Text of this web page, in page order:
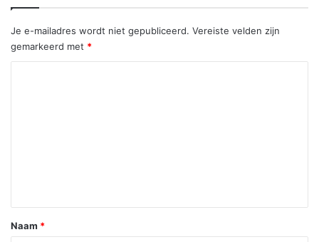
Je e-mailadres wordt niet gepubliceerd. Vereiste velden zijn
gemarkeerd met *
*
Naam *